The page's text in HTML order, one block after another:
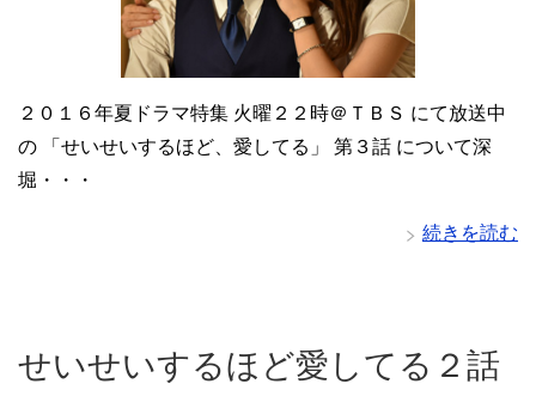
２０１６年夏ドラマ特集 火曜２２時＠ＴＢＳ にて放送中
の 「せいせいするほど、愛してる」 第３話 について深
堀・・・
続きを読む
せいせいするほど愛してる２話